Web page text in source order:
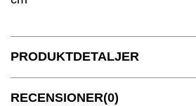
PRODUKTDETALJER
RECENSIONER(0)